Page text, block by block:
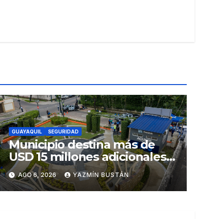
GUAYAQUIL SEGURIDAD
Municipio destina más de
USD 15 millones adicionales a
SEGURA EP para fortalecer la
seguridad ciudadana
AGO 6, 2026 YAZMÍN BUSTÁN